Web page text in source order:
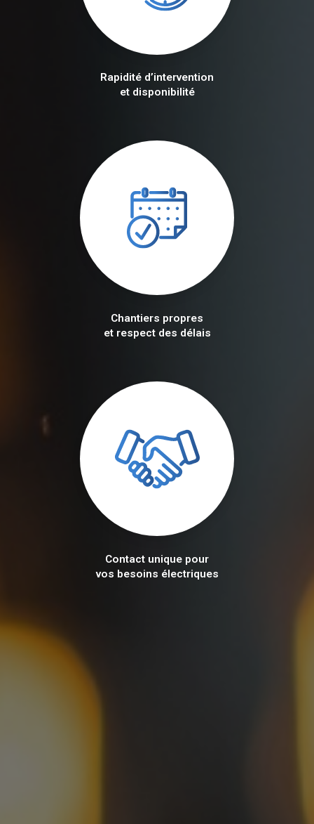
Rapidité d’intervention
et disponibilité
Chantiers propres
et respect des délais
Contact unique pour
vos besoins électriques